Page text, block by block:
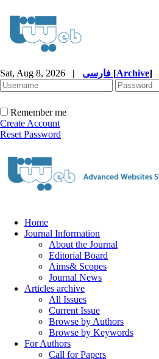
Sat, Aug 8, 2026 | [Archive]
Remember me
Create Account
Reset Password
Home
Journal Information
About the Journal
Editorial Board
Aims& Scopes
Journal News
Articles archive
All Issues
Current Issue
Browse by Authors
Browse by Keywords
For Authors
Call for Papers